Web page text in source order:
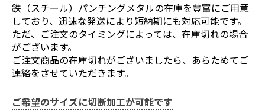
鉄（スチール）パンチングメタルの在庫を豊富にご用意
しており、迅速な発送により短納期にも対応可能です。
ただ、ご注文のタイミングによっては、在庫切れの場合
がございます。
ご注文商品の在庫切れがございましたら、あらためてご
連絡をさせていただきます。
ご希望のサイズに切断加工が可能です